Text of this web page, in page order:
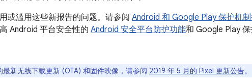
或滥用这些新报告的问题。请参阅 Android 和 Google Play 保护机
Android 平台安全性的 Android 安全平台防护功能和 Google Play
新无线下载更新 (OTA) 和固件映像，请参阅 2019 年 5 月的 Pixel 更新公告。